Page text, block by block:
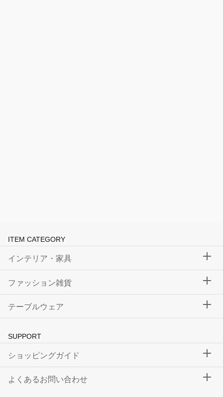
ITEM CATEGORY
インテリア・家具
ファッション雑貨
テーブルウェア
SUPPORT
ショッピングガイド
よくあるお問い合わせ